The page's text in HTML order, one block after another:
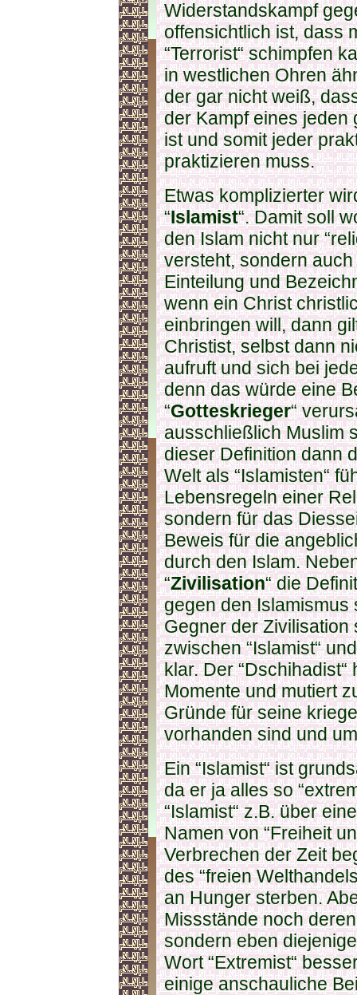
Widerstandskampf
offensichtlich ist, dass
“Terrorist“ schimpfen
in westlichen Ohren
der gar nicht weiß,
der Kampf eines jeden
ist und somit jeder
praktizieren muss.
Etwas komplizierter
“Islamist“. Damit soll
den Islam nicht nur
versteht, sondern
Einteilung und
wenn ein Christ
einbringen will, dann
Christist, selbst dann
aufruft und sich bei
denn das würde eine
“Gotteskrieger“
ausschließlich Muslim
dieser Definition dann
Welt als “Islamisten“
Lebensregeln einer
sondern für das
Beweis für die
durch den Islam.
“Zivilisation“ die
gegen den Islamismus
Gegner der Zivilisation
zwischen “Islamist“
klar. Der
Momente und mutiert
Gründe für seine
vorhanden sind und
Ein “Islamist“ ist
da er ja alles so
“Islamist“ z.B. über
Namen von “Freiheit
Verbrechen der Zeit
des “freien
an Hunger sterben.
Missstände noch
sondern eben
Wort “Extremist“
einige anschauliche